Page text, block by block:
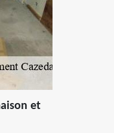
et